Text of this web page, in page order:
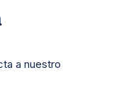
a nuestro